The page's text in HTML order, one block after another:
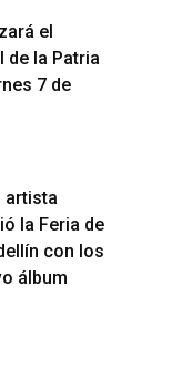
el
de la Patria
7 de
artista
la Feria de
con los
álbum